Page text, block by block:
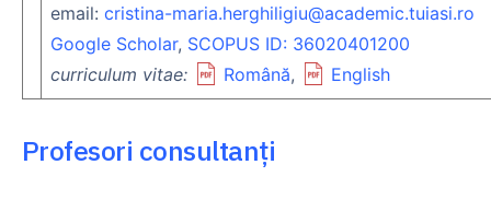
email: cristina-maria.herghiligiu@academic.tuiasi.ro
Google Scholar‬‬‬‬‬‬‬‬, SCOPUS ID: 36020401200
curriculum vitae:
Română, English
Profesori consultanți